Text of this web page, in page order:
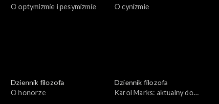
O optymizmie i pesymizmie
O cynizmie
Dziennik filozofa
O honorze
Dziennik filozofa
Karol Marks: aktualny do